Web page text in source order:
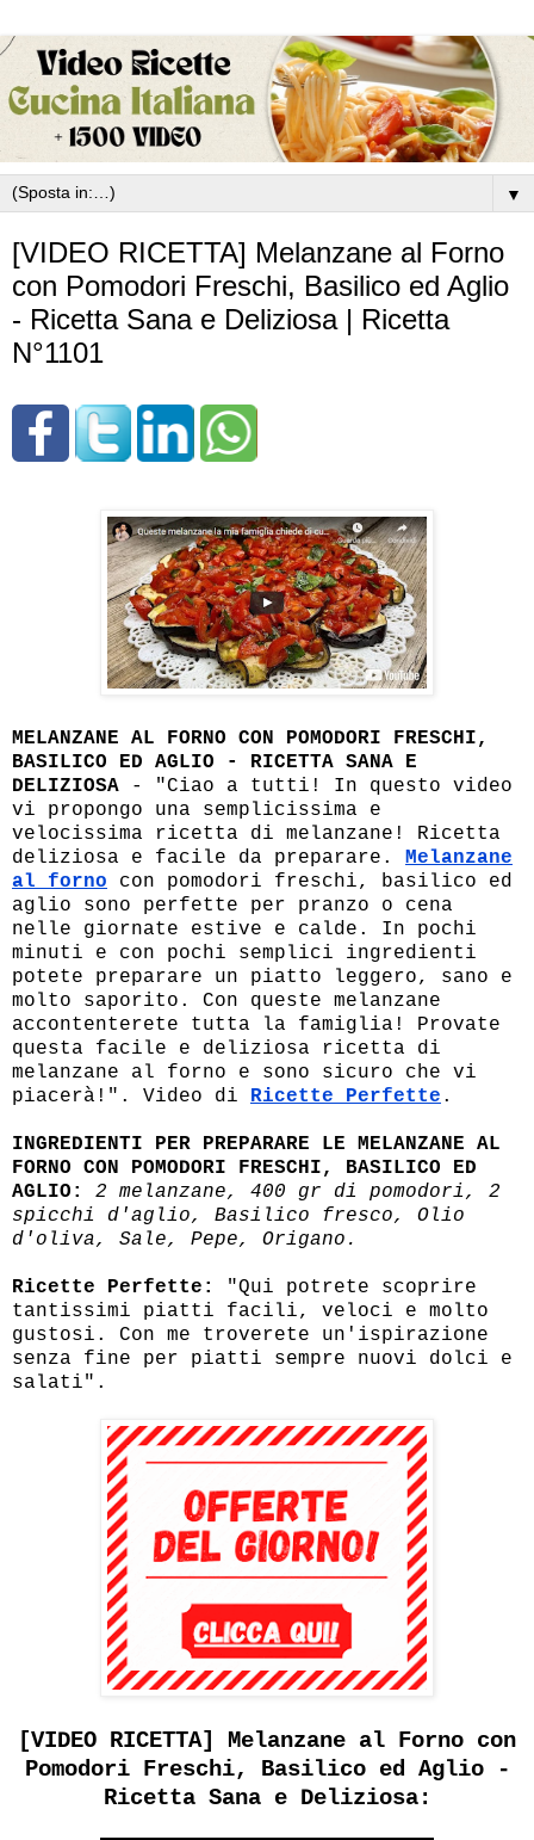
▼
[VIDEO RICETTA] Melanzane al Forno
con Pomodori Freschi, Basilico ed Aglio
- Ricetta Sana e Deliziosa | Ricetta
N°1101
MELANZANE AL FORNO CON POMODORI FRESCHI,
BASILICO ED AGLIO - RICETTA SANA E
DELIZIOSA - "Ciao a tutti! In questo video
vi propongo una semplicissima e
velocissima ricetta di melanzane! Ricetta
deliziosa e facile da preparare. Melanzane
al forno con pomodori freschi, basilico ed
aglio sono perfette per pranzo o cena
nelle giornate estive e calde. In pochi
minuti e con pochi semplici ingredienti
potete preparare un piatto leggero, sano e
molto saporito. Con queste melanzane
accontenterete tutta la famiglia! Provate
questa facile e deliziosa ricetta di
melanzane al forno e sono sicuro che vi
piacerà!". Video di Ricette Perfette .
INGREDIENTI PER PREPARARE LE MELANZANE AL
FORNO CON POMODORI FRESCHI, BASILICO ED
AGLIO:
2 melanzane, 400 gr di pomodori, 2
spicchi d'aglio, Basilico fresco, Olio
d'oliva, Sale, Pepe, Origano.
Ricette Perfette:
"Qui potrete scoprire
tantissimi piatti facili, veloci e molto
gustosi. Con me troverete un'ispirazione
senza fine per piatti sempre nuovi dolci e
salati".
[VIDEO RICETTA] Melanzane al Forno con
Pomodori Freschi, Basilico ed Aglio -
Ricetta Sana e Deliziosa: